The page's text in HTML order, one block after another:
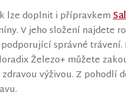
lze doplnit i přípravkem
V jeho složení najdete
správné
Železo+ můžete
zdravou výživou. Z pohodlí